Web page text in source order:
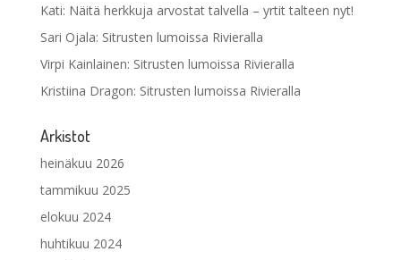
Kati: Näitä herkkuja arvostat talvella – yrtit talteen nyt!
Sari Ojala: Sitrusten lumoissa Rivieralla
Virpi Kainlainen: Sitrusten lumoissa Rivieralla
Kristiina Dragon: Sitrusten lumoissa Rivieralla
Arkistot
heinäkuu 2026
tammikuu 2025
elokuu 2024
huhtikuu 2024